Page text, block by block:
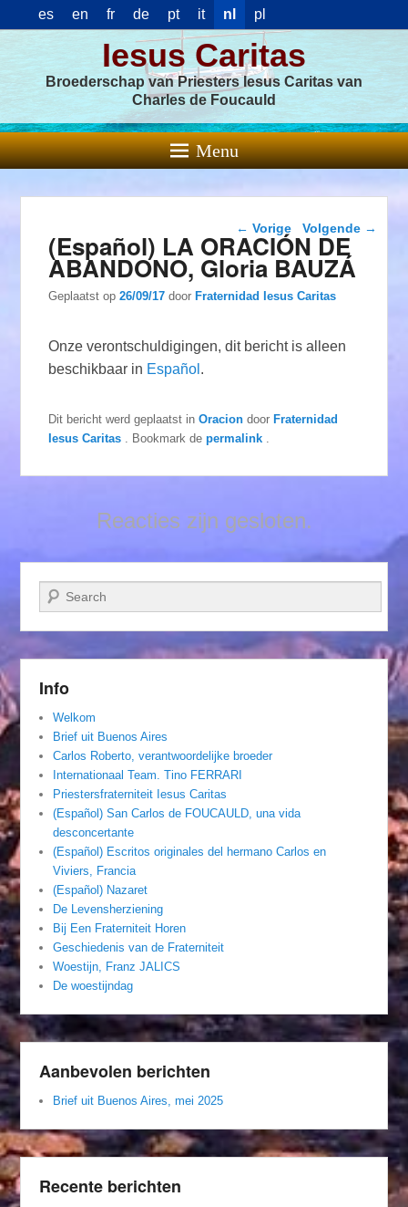
es en fr de pt it nl pl
Iesus Caritas
Broederschap van Priesters Iesus Caritas van
Charles de Foucauld
Menu
Berichtnavigatie
← Vorige Volgende →
(Español) LA ORACIÓN DE
ABANDONO, Gloria BAUZÁ
Geplaatst op26/09/17 doorFraternidad Iesus Caritas
Onze verontschuldigingen, dit bericht is alleen
beschikbaar in Español .
Dit bericht werd geplaatst inOracion doorFraternidad
Iesus Caritas
. Bookmark depermalink
Reacties zijn gesloten.
Zoeken
Info
Welkom
Brief uit Buenos Aires
Carlos Roberto, verantwoordelijke broeder
Internationaal Team. Tino FERRARI
Priestersfraterniteit Iesus Caritas
(Español) San Carlos de FOUCAULD, una vida
desconcertante
(Español) Escritos originales del hermano Carlos en
Viviers, Francia
(Español) Nazaret
De Levensherziening
Bij Een Fraterniteit Horen
Geschiedenis van de Fraterniteit
Woestijn, Franz JALICS
De woestijndag
Aanbevolen berichten
Brief uit Buenos Aires, mei 2025
Recente berichten